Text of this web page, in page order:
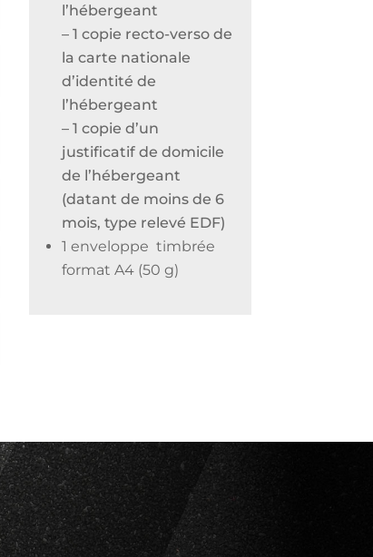
l’hébergeant
– 1 copie recto-verso de
la carte nationale
d’identité de
l’hébergeant
– 1 copie d’un
justificatif de domicile
de l’hébergeant
(datant de moins de 6
mois, type relevé EDF)
1 enveloppe timbrée
format A4 (50 g)